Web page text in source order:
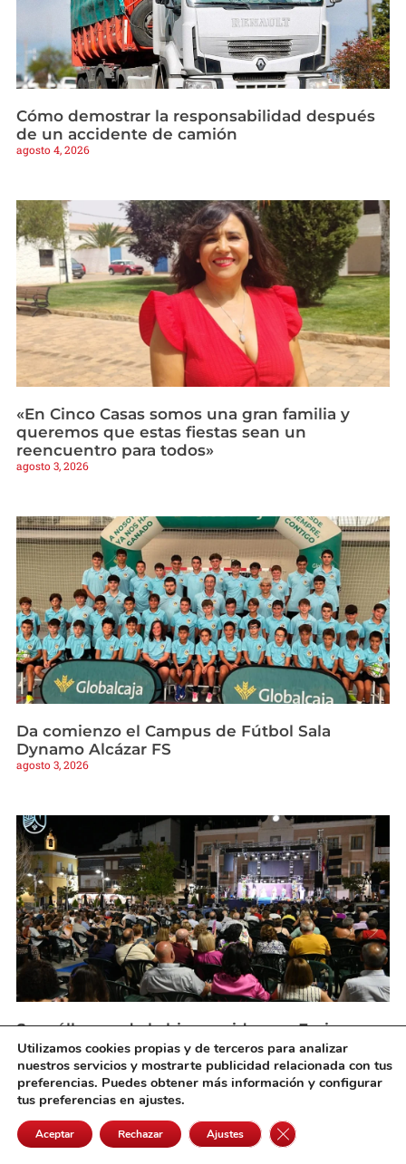
Cómo demostrar la responsabilidad después
de un accidente de camión
agosto 4, 2026
«En Cinco Casas somos una gran familia y
queremos que estas fiestas sean un
reencuentro para todos»
agosto 3, 2026
Da comienzo el Campus de Fútbol Sala
Dynamo Alcázar FS
agosto 3, 2026
Socuéllamos da la bienvenida a su Feria y
Fiestas 2026 con una noche de pregón,
tradición y música
agosto 3, 2026
Utilizamos cookies propias y de terceros para analizar
nuestros servicios y mostrarte publicidad relacionada con tus
preferencias. Puedes obtener más información y configurar
tus preferencias en ajustes.
Aceptar Rechazar Ajustes Cerrar el banner de